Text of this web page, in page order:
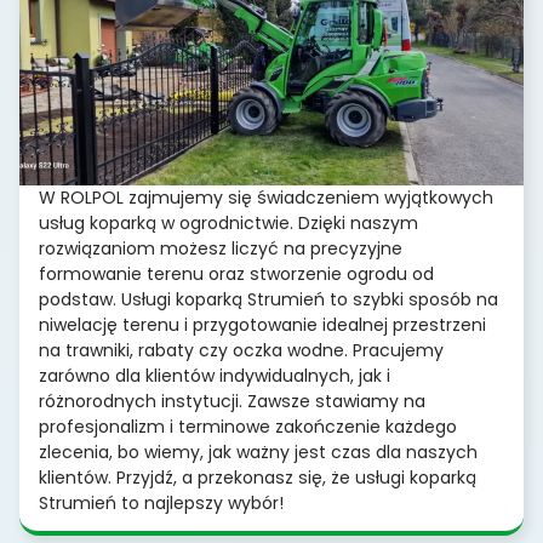
W ROLPOL zajmujemy się świadczeniem wyjątkowych
usług koparką w ogrodnictwie. Dzięki naszym
rozwiązaniom możesz liczyć na precyzyjne
formowanie terenu oraz stworzenie ogrodu od
podstaw. Usługi koparką Strumień to szybki sposób na
niwelację terenu i przygotowanie idealnej przestrzeni
na trawniki, rabaty czy oczka wodne. Pracujemy
zarówno dla klientów indywidualnych, jak i
różnorodnych instytucji. Zawsze stawiamy na
profesjonalizm i terminowe zakończenie każdego
zlecenia, bo wiemy, jak ważny jest czas dla naszych
klientów. Przyjdź, a przekonasz się, że usługi koparką
Strumień to najlepszy wybór!